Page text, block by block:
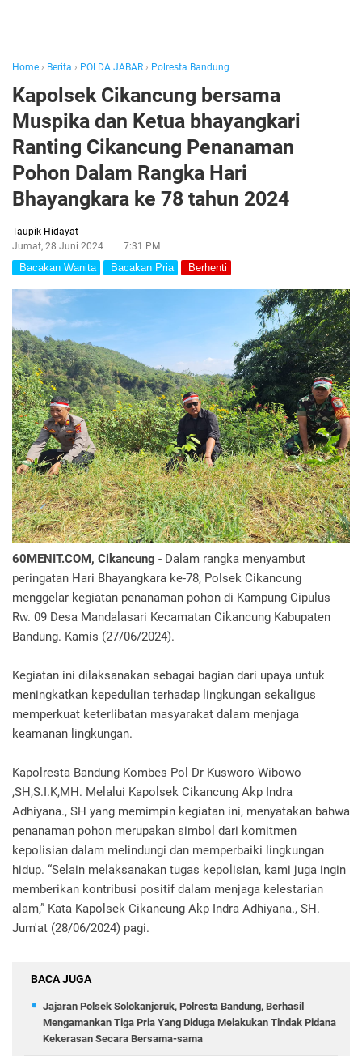
Home › Berita › POLDA JABAR › Polresta Bandung
Kapolsek Cikancung bersama
Muspika dan Ketua bhayangkari
Ranting Cikancung Penanaman
Pohon Dalam Rangka Hari
Bhayangkara ke 78 tahun 2024
Taupik Hidayat
Jumat, 28 Juni 2024
7:31 PM
Bacakan Wanita Bacakan Pria Berhenti
60MENIT.COM, Cikancung - Dalam rangka menyambut
peringatan Hari Bhayangkara ke-78, Polsek Cikancung
menggelar kegiatan penanaman pohon di Kampung Cipulus
Rw. 09 Desa Mandalasari Kecamatan Cikancung Kabupaten
Bandung. Kamis (27/06/2024).
Kegiatan ini dilaksanakan sebagai bagian dari upaya untuk
meningkatkan kepedulian terhadap lingkungan sekaligus
memperkuat keterlibatan masyarakat dalam menjaga
keamanan lingkungan.
Kapolresta Bandung Kombes Pol Dr Kusworo Wibowo
,SH,S.I.K,MH. Melalui Kapolsek Cikancung Akp Indra
Adhiyana., SH yang memimpin kegiatan ini, menyatakan bahwa
penanaman pohon merupakan simbol dari komitmen
kepolisian dalam melindungi dan memperbaiki lingkungan
hidup. “Selain melaksanakan tugas kepolisian, kami juga ingin
memberikan kontribusi positif dalam menjaga kelestarian
alam,” Kata Kapolsek Cikancung Akp Indra Adhiyana., SH.
Jum'at (28/06/2024) pagi.
BACA JUGA
Jajaran Polsek Solokanjeruk, Polresta Bandung, Berhasil
Mengamankan Tiga Pria Yang Diduga Melakukan Tindak Pidana
Kekerasan Secara Bersama-sama